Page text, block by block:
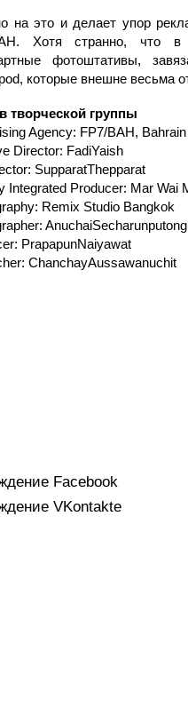
на это и делает упор
Хотя странно, что в
фотоштативы,
которые внешне весьма
творческой группы
Agency: FP7/BAH, Bahrain
Director: FadiYaish
SupparatThepparat
Integrated Producer: Mar Wai
Remix Studio Bangkok
AnuchaiSecharunputong
PrapapunNaiyawat
ChanchayAussawanuchit
Facebook
VKontakte